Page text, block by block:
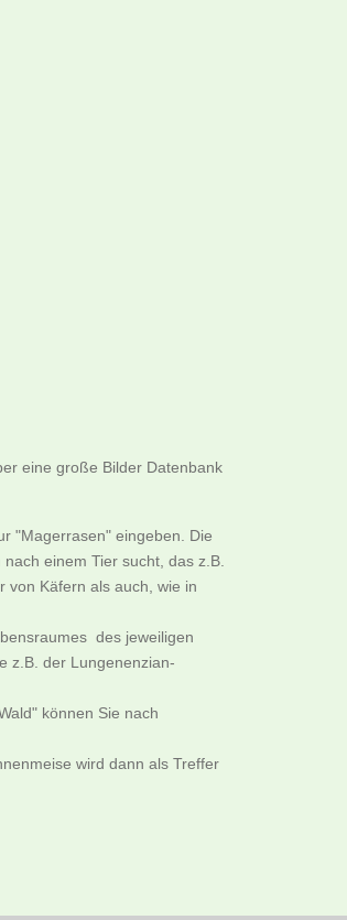
eine große Bilder Datenbank
"Magerrasen" eingeben. Die
einem Tier sucht, das z.B.
von Käfern als auch, wie in
des jeweiligen
z.B. der Lungenenzian-
können Sie nach
wird dann als Treffer